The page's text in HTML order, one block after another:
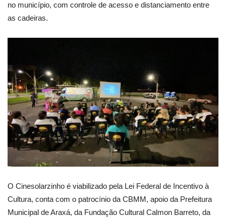
no município, com controle de acesso e distanciamento entre
as cadeiras.
O Cinesolarzinho é viabilizado pela Lei Federal de Incentivo à
Cultura, conta com o patrocínio da CBMM, apoio da Prefeitura
Municipal de Araxá, da Fundação Cultural Calmon Barreto, da